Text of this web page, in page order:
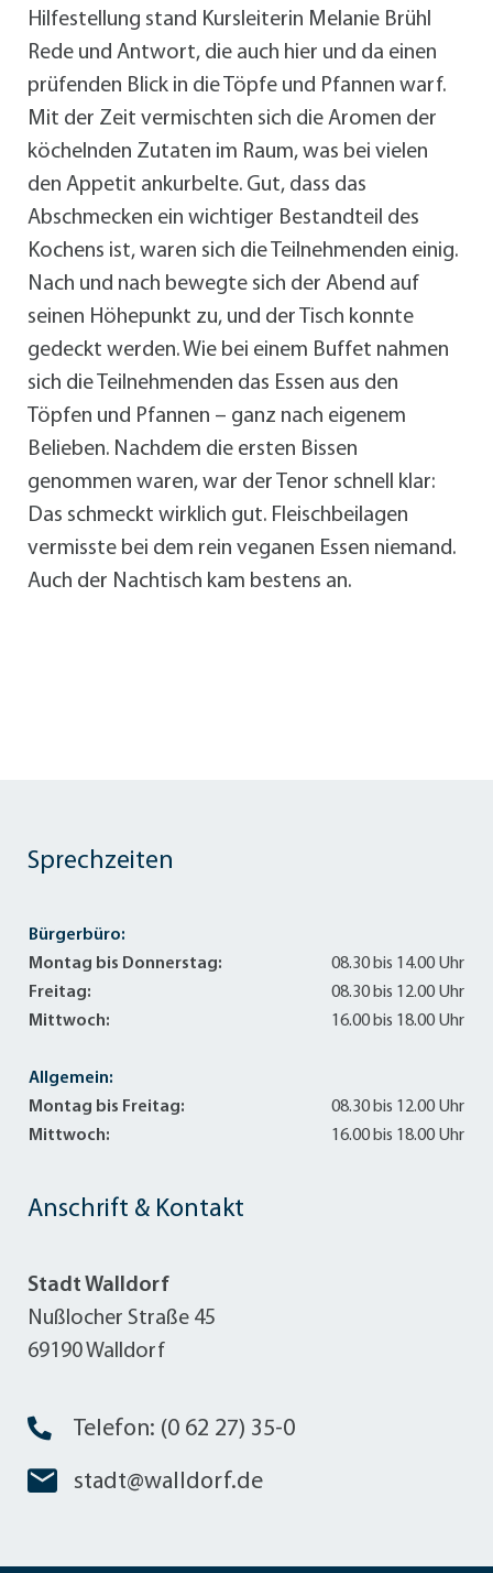
Hilfestellung stand Kursleiterin Melanie Brühl
Rede und Antwort, die auch hier und da einen
prüfenden Blick in die Töpfe und Pfannen warf.
Mit der Zeit vermischten sich die Aromen der
köchelnden Zutaten im Raum, was bei vielen
den Appetit ankurbelte. Gut, dass das
Abschmecken ein wichtiger Bestandteil des
Kochens ist, waren sich die Teilnehmenden einig.
Nach und nach bewegte sich der Abend auf
seinen Höhepunkt zu, und der Tisch konnte
gedeckt werden. Wie bei einem Buffet nahmen
sich die Teilnehmenden das Essen aus den
Töpfen und Pfannen – ganz nach eigenem
Belieben. Nachdem die ersten Bissen
genommen waren, war der Tenor schnell klar:
Das schmeckt wirklich gut. Fleischbeilagen
vermisste bei dem rein veganen Essen niemand.
Auch der Nachtisch kam bestens an.
Anschrift & Kontakt
Stadt Walldorf
Nußlocher Straße 45
69190 Walldorf
Telefon: (0 62 27) 35-0
stadt@walldorf.de
Sprechzeiten
Bürgerbüro:
Montag bis Donnerstag:
08.30 bis 14.00 Uhr
Freitag:
08.30 bis 12.00 Uhr
Mittwoch:
16.00 bis 18.00 Uhr
Allgemein:
Montag bis Freitag:
08.30 bis 12.00 Uhr
Mittwoch:
16.00 bis 18.00 Uhr